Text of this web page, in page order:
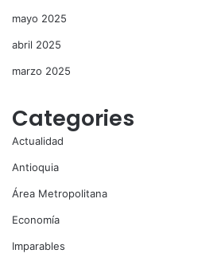
mayo 2025
abril 2025
marzo 2025
Categories
Actualidad
Antioquia
Área Metropolitana
Economía
Imparables